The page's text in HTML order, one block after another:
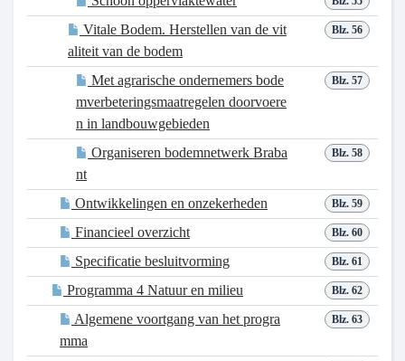
Blz. 56
Vitale Bodem. Herstellen van de vit
aliteit van de bodem
Blz. 57
Met agrarische ondernemers bode
mverbeteringsmaatregelen doorvoere
n in landbouwgebieden
Blz. 58
Organiseren bodemnetwerk Braba
nt
Blz. 59
Ontwikkelingen en onzekerheden
Blz. 60
Financieel overzicht
Blz. 61
Specificatie besluitvorming
Blz. 62
Programma 4 Natuur en milieu
Blz. 63
Algemene voortgang van het progra
mma